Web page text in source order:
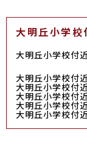
大明丘小学校
大明丘小学校付
大明丘小学校付
大明丘小学校付
大明丘小学校付
大明丘小学校付
大明丘小学校付